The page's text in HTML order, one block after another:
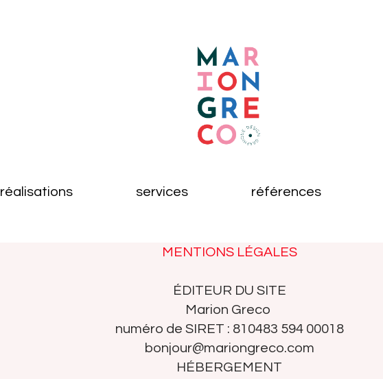
réalisations services références
MENTIONS LÉGALES
ÉDITEUR DU SITE
Marion Greco
numéro de SIRET : 810483 594 00018
bonjour@mariongreco.com
HÉBERGEMENT